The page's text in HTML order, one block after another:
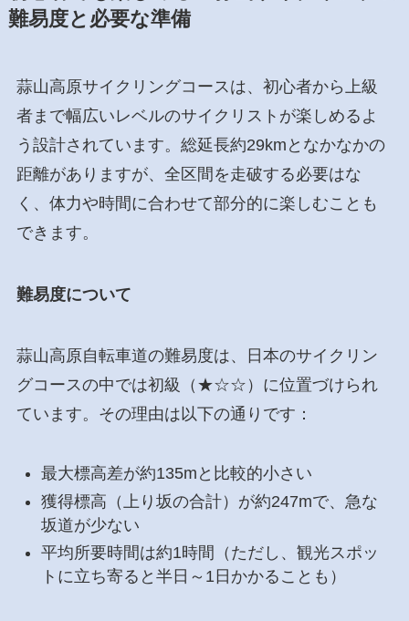
難易度と必要な準備
蒜山高原サイクリングコースは、初心者から上級
者まで幅広いレベルのサイクリストが楽しめるよ
う設計されています。総延長約29kmとなかなかの
距離がありますが、全区間を走破する必要はな
く、体力や時間に合わせて部分的に楽しむことも
できます。
難易度について
蒜山高原自転車道の難易度は、日本のサイクリン
グコースの中では初級（★☆☆）に位置づけられ
ています。その理由は以下の通りです：
最大標高差が約135mと比較的小さい
獲得標高（上り坂の合計）が約247mで、急な
坂道が少ない
平均所要時間は約1時間（ただし、観光スポッ
トに立ち寄ると半日～1日かかることも）